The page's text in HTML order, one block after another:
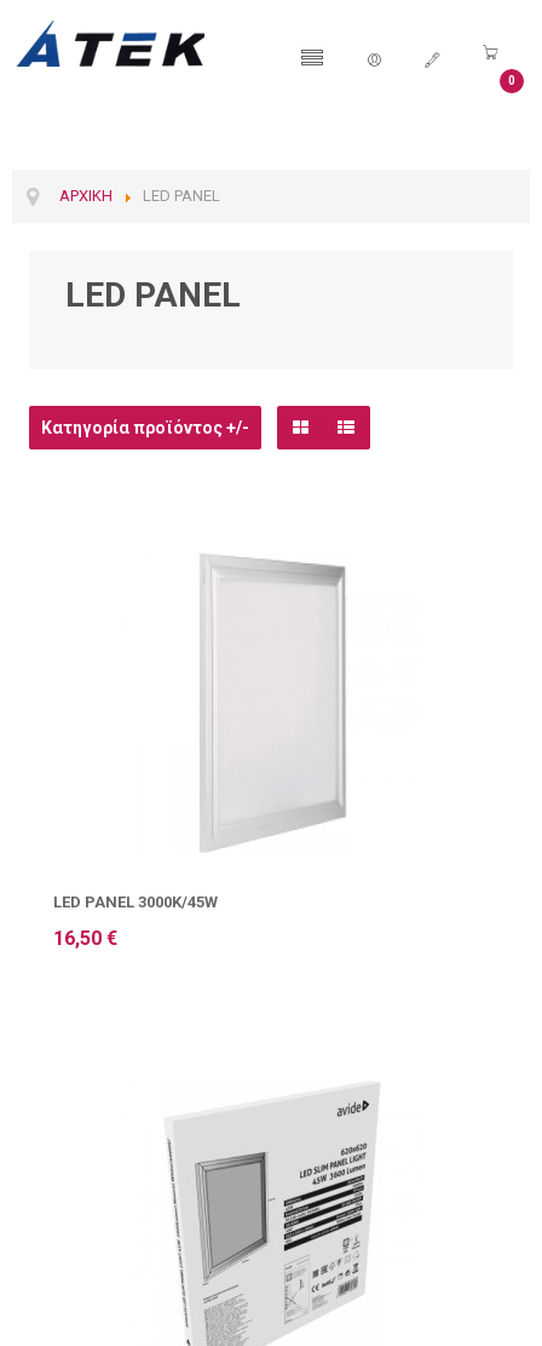
0
ΑΡΧΙΚΉ LED PANEL
LED PANEL
Κατηγορία προϊόντος +/-
LED PANEL 3000K/45W
16,50 €